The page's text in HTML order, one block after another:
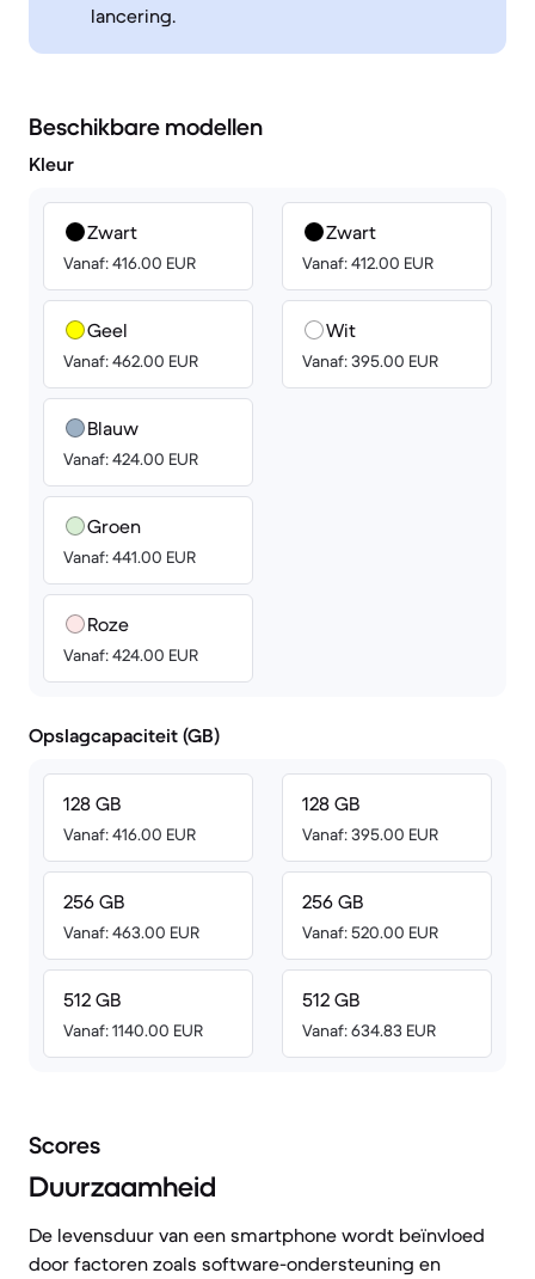
lancering.
Beschikbare modellen
Kleur
Zwart
Vanaf: 416.00 EUR
Geel
Vanaf: 462.00 EUR
Blauw
Vanaf: 424.00 EUR
Groen
Vanaf: 441.00 EUR
Roze
Vanaf: 424.00 EUR
Zwart
Vanaf: 412.00 EUR
Wit
Vanaf: 395.00 EUR
Opslagcapaciteit (GB)
128 GB
Vanaf: 416.00 EUR
256 GB
Vanaf: 463.00 EUR
512 GB
Vanaf: 1140.00 EUR
128 GB
Vanaf: 395.00 EUR
256 GB
Vanaf: 520.00 EUR
512 GB
Vanaf: 634.83 EUR
Scores
Duurzaamheid
De levensduur van een smartphone wordt beïnvloed
door factoren zoals software-ondersteuning en